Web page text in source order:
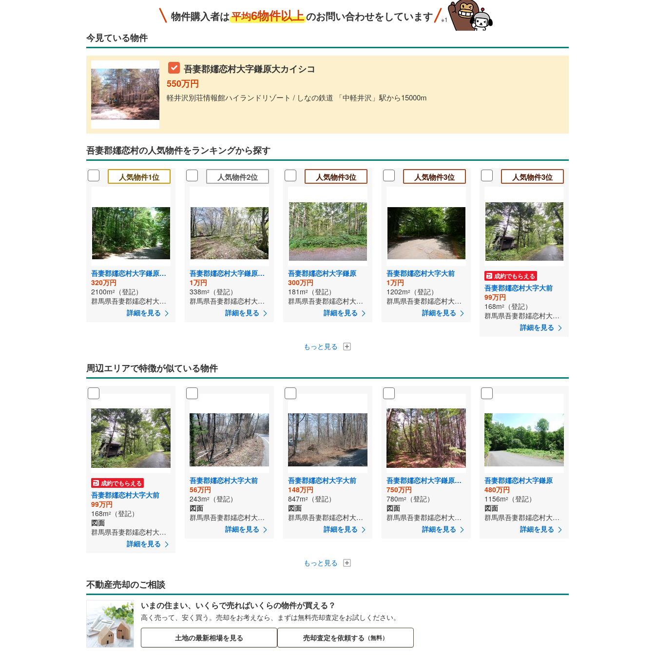
物件購入者は平均6物件以上のお問い合わせをしています ※1
今見ている物件
吾妻郡嬬恋村大字鎌原大カイシコ
550万円
軽井沢別荘情報館ハイランドリゾート / しなの鉄道 「中軽井沢」駅から15000m
吾妻郡嬬恋村の人気物件をランキングから探す
人気物件1位
吾妻郡嬬恋村大字鎌原鬼の泉水
320万円
2100m2
（登記）
群馬県吾妻郡嬬恋村大字鎌原鬼の泉水
詳細を見る
人気物件2位
吾妻郡嬬恋村大字鎌原鬼の泉水
1万円
338m2
（登記）
群馬県吾妻郡嬬恋村大字鎌原鬼の泉水
詳細を見る
人気物件3位
吾妻郡嬬恋村大字鎌原
300万円
181m2
（登記）
群馬県吾妻郡嬬恋村大字鎌原
詳細を見る
人気物件3位
吾妻郡嬬恋村大字大前
1万円
1202m2
（登記）
群馬県吾妻郡嬬恋村大字大前
詳細を見る
人気物件3位
成約でもらえる
吾妻郡嬬恋村大字大前
99万円
168m2
（登記）
群馬県吾妻郡嬬恋村大字大前
詳細を見る
もっと見る
周辺エリアで特徴が似ている物件
成約でもらえる
吾妻郡嬬恋村大字大前
99万円
168m2
（登記）
図面
群馬県吾妻郡嬬恋村大字大前
詳細を見る
吾妻郡嬬恋村大字大前
56万円
243m2
（登記）
図面
群馬県吾妻郡嬬恋村大字大前
詳細を見る
吾妻郡嬬恋村大字大前
148万円
847m2
（登記）
図面
群馬県吾妻郡嬬恋村大字大前
詳細を見る
吾妻郡嬬恋村大字鎌原大カイシコ
750万円
780m2
（登記）
図面
群馬県吾妻郡嬬恋村大字鎌原大カイシコ
詳細を見る
吾妻郡嬬恋村大字鎌原
480万円
1156m2
（登記）
図面
群馬県吾妻郡嬬恋村大字鎌原
詳細を見る
もっと見る
不動産売却のご相談
いまの住まい、いくらで売ればいくらの物件が買える？
高く売って、安く買う。売却をお考えなら、まずは無料売却査定をお試しください。
土地の最新相場を見る 売却査定を依頼する （無料）